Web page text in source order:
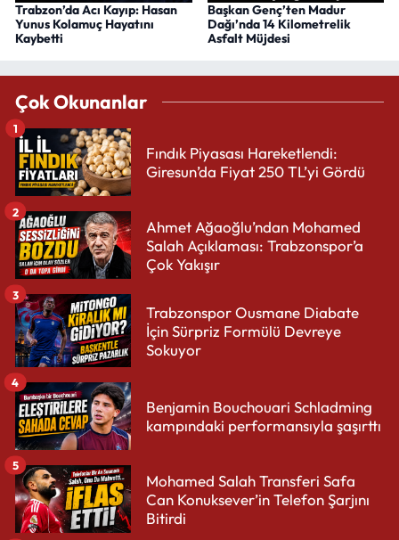
Trabzon’da Acı Kayıp: Hasan
Yunus Kolamuç Hayatını
Kaybetti
Başkan Genç’ten Madur
Dağı’nda 14 Kilometrelik
Asfalt Müjdesi
Çok Okunanlar
Fındık Piyasası Hareketlendi:
Giresun’da Fiyat 250 TL’yi Gördü
1
Ahmet Ağaoğlu’ndan Mohamed
Salah Açıklaması: Trabzonspor’a
Çok Yakışır
2
Trabzonspor Ousmane Diabate
İçin Sürpriz Formülü Devreye
Sokuyor
3
Benjamin Bouchouari Schladming
kampındaki performansıyla şaşırttı
4
Mohamed Salah Transferi Safa
Can Konuksever’in Telefon Şarjını
Bitirdi
5